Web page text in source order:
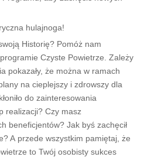
hulajnoga!
Historię? Pomóż nam
Czyste Powietrze. Zależy
pokazały, że można w ramach
na cieplejszy i zdrowszy dla
do zainteresowania
realizacji? Czy masz
beneficjentów? Jak byś zachęcił
A przede wszystkim pamiętaj, że
to Twój osobisty sukces